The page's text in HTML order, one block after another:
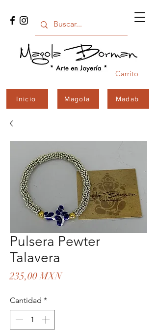
Carrito
Inicio Magola Madab
Pulsera Pewter
Talavera
235,00 MXNPrecio
Cantidad *